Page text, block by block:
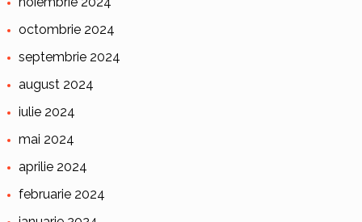
octombrie 2024
septembrie 2024
august 2024
iulie 2024
mai 2024
aprilie 2024
februarie 2024